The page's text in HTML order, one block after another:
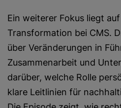
Ein weiterer Fokus liegt
Transformation bei CMS.
über Veränderungen in
Zusammenarbeit und
darüber, welche Rolle
klare Leitlinien für